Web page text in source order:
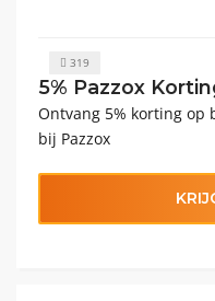
319
5% Pazzox
Ontvang 5% korting op
bij Pazzox